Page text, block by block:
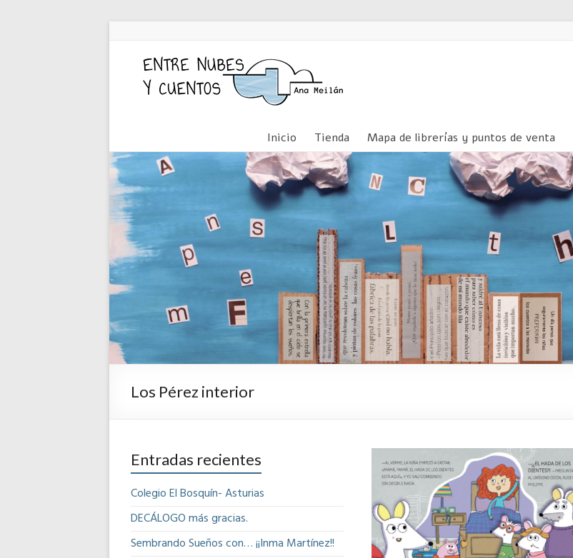
Inicio Tienda Mapa de librerías y puntos de venta
Los Pérez interior
Entradas recientes
Colegio El Bosquín- Asturias
DECÁLOGO más gracias.
Sembrando Sueños con… ¡¡Inma Martínez!!